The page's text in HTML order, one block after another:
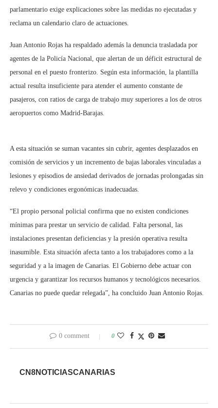
parlamentario exige explicaciones sobre las medidas no ejecutadas y
reclama un calendario claro de actuaciones.
Juan Antonio Rojas ha respaldado además la denuncia trasladada por
agentes de la Policía Nacional, que alertan de un déficit estructural de
personal en el puesto fronterizo. Según esta información, la plantilla
actual resulta insuficiente para atender el aumento constante de
pasajeros, con ratios de carga de trabajo muy superiores a los de otros
aeropuertos como Madrid-Barajas.
A esta situación se suman vacantes sin cubrir, agentes desplazados en
comisión de servicios y un incremento de bajas laborales vinculadas a
lesiones y episodios de ansiedad derivados de jornadas prolongadas sin
relevo y condiciones ergonómicas inadecuadas.
“El propio personal policial confirma que no existen condiciones
mínimas para prestar un servicio de calidad. Falta personal, las
instalaciones presentan deficiencias y la presión operativa resulta
inasumible. Esta situación afecta tanto a los trabajadores como a la
seguridad y a la imagen de Canarias. El Gobierno debe actuar con
urgencia y garantizar los recursos humanos y tecnológicos necesarios.
Canarias no puede quedar relegada”, ha concluido Juan Antonio Rojas.
0 comment 0
CN8NOTICIASCANARIAS